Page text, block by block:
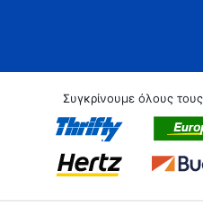
Συγκρίνουμε όλους